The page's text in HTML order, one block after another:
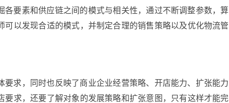
各要素和供应链之间的模式与相关性，通过不断调整参数，算
可以发现合适的模式，并制定合理的销售策略以及优化物流管
要求，同时也反映了商业企业经营策略、开店能力、扩张能力
要求，还要了解对象的发展策略和扩张意图，只有这样才能完